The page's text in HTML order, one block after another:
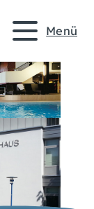
Menü